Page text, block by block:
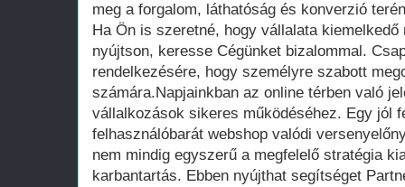
meg a forgalom, láthatóság és konverzió
Ha Ön is szeretné, hogy vállalata
nyújtson, keresse Cégünket bizalommal.
rendelkezésére, hogy személyre szabott
számára.Napjainkban az online térben való
vállalkozások sikeres működéséhez. Egy jól
felhasználóbarát webshop valódi
nem mindig egyszerű a megfelelő stratégia
karbantartás. Ebben nyújthat segítséget